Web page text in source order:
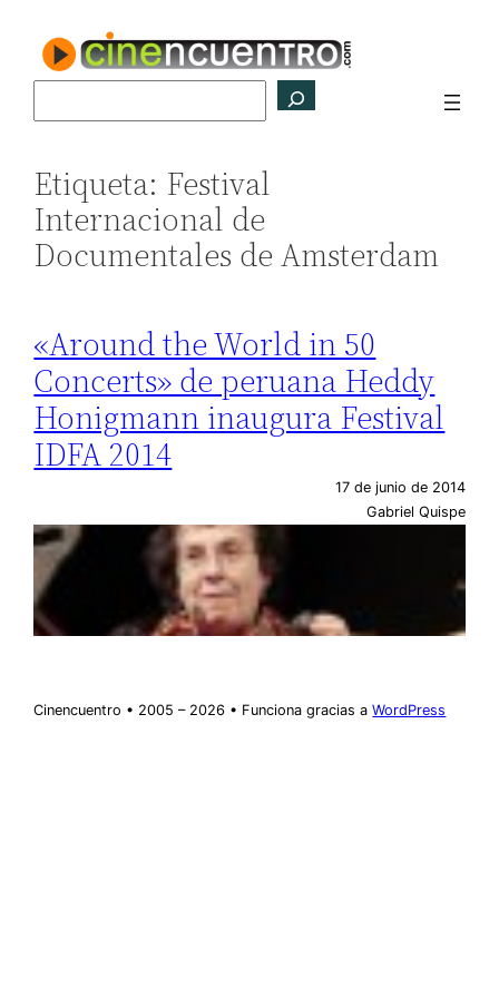
contenido
Etiqueta: Festival
Internacional de
Documentales de Amsterdam
«Around the World in 50
Concerts» de peruana Heddy
Honigmann inaugura Festival
IDFA 2014
17 de junio de 2014
Gabriel Quispe
Cinencuentro • 2005 – 2026 • Funciona gracias aWordPress